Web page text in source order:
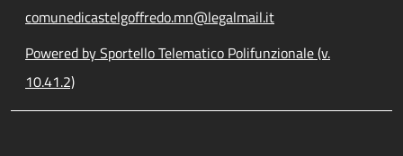
comunedicastelgoffredo.mn@legalmail.it
Powered by Sportello Telematico Polifunzionale (v.
10.41.2)